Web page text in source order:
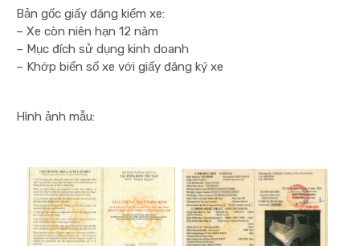
Bản gốc giấy đăng kiểm xe:
– Xe còn niên hạn 12 năm
– Mục đích sử dụng kinh doanh
– Khớp biển số xe với giấy đăng ký xe
Hình ảnh mẫu: